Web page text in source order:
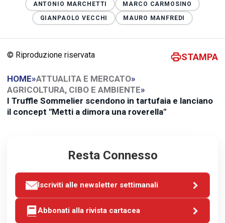
ANTONIO MARCHETTI
MARCO CARMOSINO
GIANPAOLO VECCHI
MAURO MANFREDI
© Riproduzione riservata STAMPA
HOME»ATTUALITA E MERCATO»
AGRICOLTURA, CIBO E AMBIENTE»
I Truffle Sommelier scendono in tartufaia e lanciano
il concept "Metti a dimora una roverella"
Resta Connesso
Iscriviti alle newsletter settimanali
Abbonati alla rivista cartacea